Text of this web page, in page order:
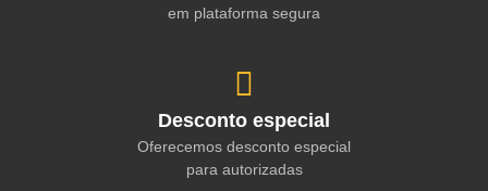
em plataforma segura
Desconto especial
Oferecemos desconto especial
para autorizadas